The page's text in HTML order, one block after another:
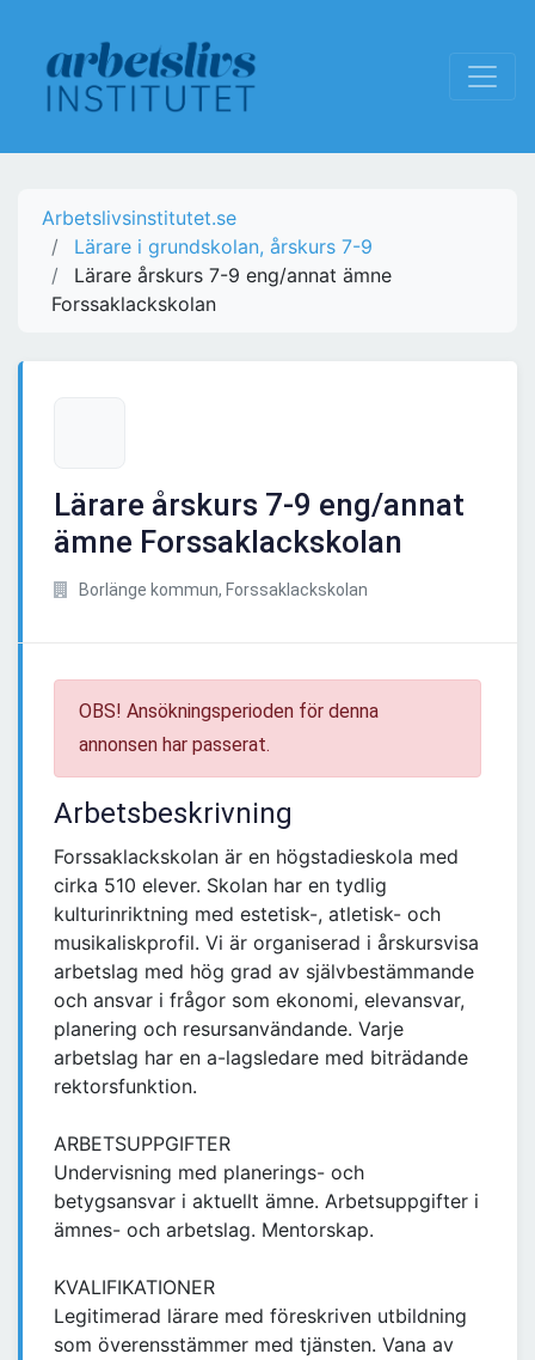
Arbetslivsinstitutet.se
Lärare i grundskolan, årskurs 7-9
Lärare årskurs 7-9 eng/annat ämne
Forssaklackskolan
Lärare årskurs 7-9 eng/annat
ämne Forssaklackskolan
Borlänge kommun, Forssaklackskolan
OBS! Ansökningsperioden för denna
annonsen har passerat.
Arbetsbeskrivning
Forssaklackskolan är en högstadieskola med
cirka 510 elever. Skolan har en tydlig
kulturinriktning med estetisk-, atletisk- och
musikaliskprofil. Vi är organiserad i årskursvisa
arbetslag med hög grad av självbestämmande
och ansvar i frågor som ekonomi, elevansvar,
planering och resursanvändande. Varje
arbetslag har en a-lagsledare med biträdande
rektorsfunktion.
ARBETSUPPGIFTER
Undervisning med planerings- och
betygsansvar i aktuellt ämne. Arbetsuppgifter i
ämnes- och arbetslag. Mentorskap.
KVALIFIKATIONER
Legitimerad lärare med föreskriven utbildning
som överensstämmer med tjänsten. Vana av